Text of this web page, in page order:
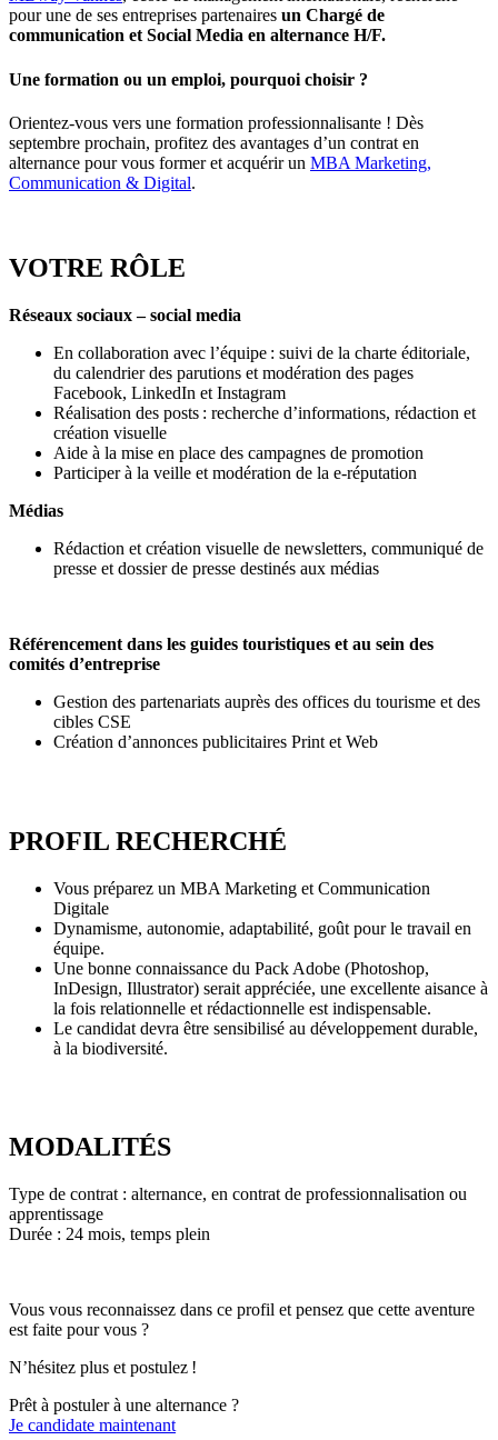
pour une de ses entreprises partenaires un Chargé de
communication et Social Media en alternance H/F.
Une formation ou un emploi, pourquoi choisir ?
Orientez-vous vers une formation professionnalisante ! Dès
septembre prochain, profitez des avantages d’un contrat en
alternance pour vous former et acquérir un MBA Marketing,
Communication & Digital.
VOTRE RÔLE
Réseaux sociaux – social media
En collaboration avec l’équipe : suivi de la charte éditoriale,
du calendrier des parutions et modération des pages
Facebook, LinkedIn et Instagram
Réalisation des posts : recherche d’informations, rédaction et
création visuelle
Aide à la mise en place des campagnes de promotion
Participer à la veille et modération de la e-réputation
Médias
Rédaction et création visuelle de newsletters, communiqué de
presse et dossier de presse destinés aux médias
Référencement dans les guides touristiques et au sein des
comités d’entreprise
Gestion des partenariats auprès des offices du tourisme et des
cibles CSE
Création d’annonces publicitaires Print et Web
PROFIL RECHERCHÉ
Vous préparez un MBA Marketing et Communication
Digitale
Dynamisme, autonomie, adaptabilité, goût pour le travail en
équipe.
Une bonne connaissance du Pack Adobe (Photoshop,
InDesign, Illustrator) serait appréciée, une excellente aisance à
la fois relationnelle et rédactionnelle est indispensable.
Le candidat devra être sensibilisé au développement durable,
à la biodiversité.
MODALITÉS
Type de contrat : alternance, en contrat de professionnalisation ou
apprentissage
Durée : 24 mois, temps plein
Vous vous reconnaissez dans ce profil et pensez que cette aventure
est faite pour vous ?
N’hésitez plus et postulez !
Prêt à postuler à une alternance ?
Je candidate maintenant